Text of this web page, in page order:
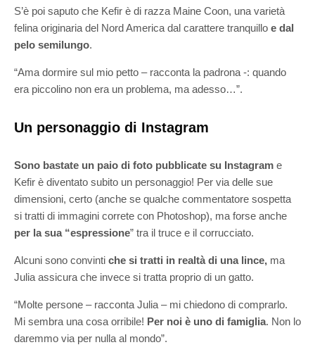
S’è poi saputo che Kefir è di razza Maine Coon, una varietà
felina originaria del Nord America dal carattere tranquillo e dal
pelo semilungo.
“Ama dormire sul mio petto – racconta la padrona -: quando
era piccolino non era un problema, ma adesso…”.
Un personaggio di Instagram
Sono bastate un paio di foto pubblicate su Instagram e
Kefir è diventato subito un personaggio! Per via delle sue
dimensioni, certo (anche se qualche commentatore sospetta
si tratti di immagini correte con Photoshop), ma forse anche
per la sua “espressione” tra il truce e il corrucciato.
Alcuni sono convinti che si tratti in realtà di una lince, ma
Julia assicura che invece si tratta proprio di un gatto.
“Molte persone – racconta Julia – mi chiedono di comprarlo.
Mi sembra una cosa orribile! Per noi è uno di famiglia. Non lo
daremmo via per nulla al mondo”.